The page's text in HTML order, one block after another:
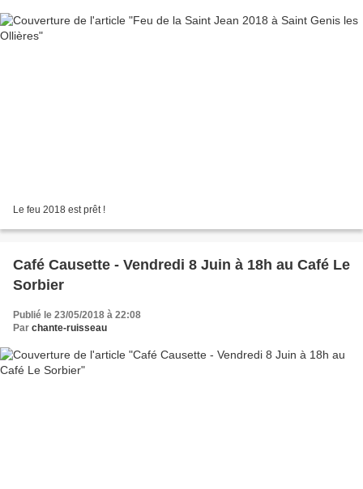
Le feu 2018 est prêt !
Café Causette - Vendredi 8 Juin à 18h au Café Le
Sorbier
Publié le 23/05/2018 à 22:08
Par chante-ruisseau